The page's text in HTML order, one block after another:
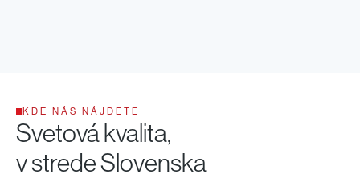
KDE NÁS NÁJDETE
Svetová kvalita,
v strede Slovenska